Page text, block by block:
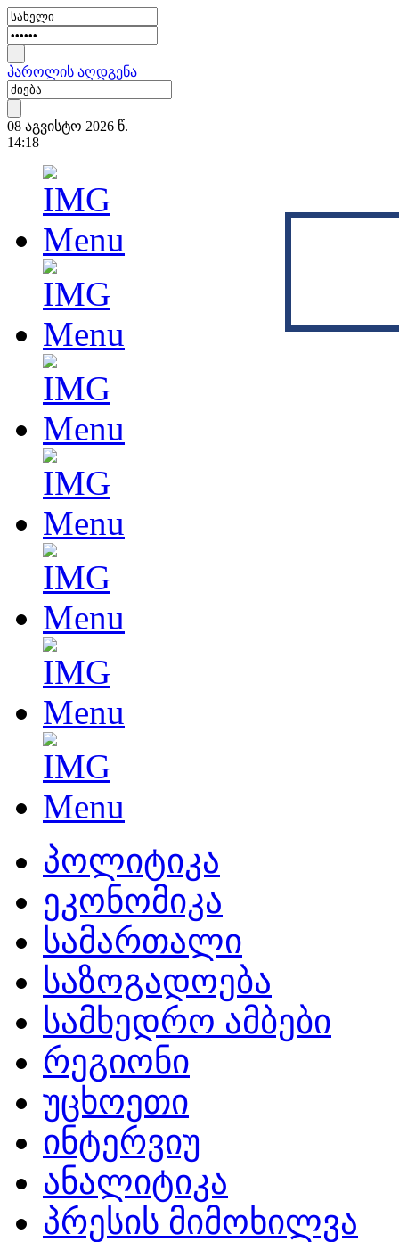
პაროლის აღდგენა
08 აგვისტო 2026 წ.
14:18
პოლიტიკა
ეკონომიკა
სამართალი
საზოგადოება
სამხედრო ამბები
რეგიონი
უცხოეთი
ინტერვიუ
ანალიტიკა
პრესის მიმოხილვა